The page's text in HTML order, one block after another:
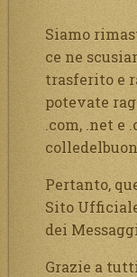
Siamo
ce ne
trasferito e
potevate
.com, .net e
Pertanto,
Sito
dei
Grazie a